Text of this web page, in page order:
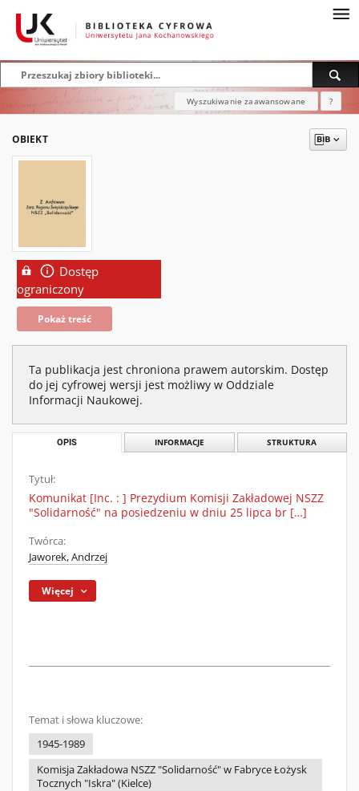
Wyszukiwanie zaawansowane ?
OBIEKT
Dostęp
ograniczony
Pokaż treść
Ta publikacja jest chroniona prawem autorskim. Dostęp
do jej cyfrowej wersji jest możliwy w Oddziale
Informacji Naukowej.
OPIS INFORMACJE STRUKTURA
Tytuł:
Komunikat [Inc. : ] Prezydium Komisji Zakładowej NSZZ
"Solidarność" na posiedzeniu w dniu 25 lipca br […]
Twórca:
Jaworek, Andrzej
Więcej
Temat i słowa kluczowe:
1945-1989
Komisja Zakładowa NSZZ "Solidarność" w Fabryce Łożysk
Tocznych "Iskra" (Kielce)